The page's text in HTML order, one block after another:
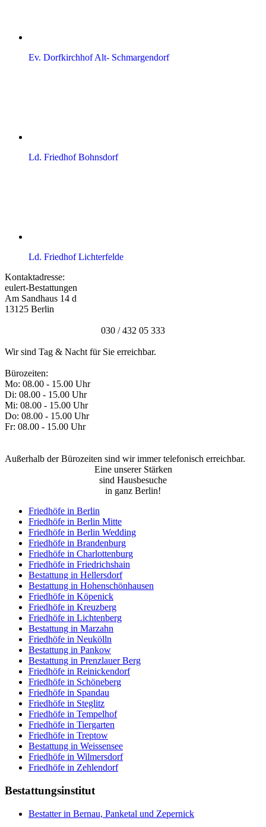
Ev. Dorfkirchhof Alt- Schmargendorf
Ld. Friedhof Bohnsdorf
Ld. Friedhof Lichterfelde
Kontaktadresse:
eulert-Bestattungen
Am Sandhaus 14 d
13125 Berlin
030 / 432 05 333
Wir sind Tag & Nacht für Sie erreichbar.
Bürozeiten:
Mo: 08.00 - 15.00 Uhr
Di: 08.00 - 15.00 Uhr
Mi: 08.00 - 15.00 Uhr
Do: 08.00 - 15.00 Uhr
Fr: 08.00 - 15.00 Uhr
Außerhalb der Bürozeiten sind wir immer telefonisch erreichbar.
Eine unserer Stärken
sind Hausbesuche
in ganz Berlin!
Friedhöfe in Berlin
Friedhöfe in Berlin Mitte
Friedhöfe in Berlin Wedding
Friedhöfe in Brandenburg
Friedhöfe in Charlottenburg
Friedhöfe in Friedrichshain
Bestattung in Hellersdorf
Bestattung in Hohenschönhausen
Friedhöfe in Köpenick
Friedhöfe in Kreuzberg
Friedhöfe in Lichtenberg
Bestattung in Marzahn
Friedhöfe in Neukölln
Bestattung in Pankow
Bestattung in Prenzlauer Berg
Friedhöfe in Reinickendorf
Friedhöfe in Schöneberg
Friedhöfe in Spandau
Friedhöfe in Steglitz
Friedhöfe in Tempelhof
Friedhöfe in Tiergarten
Friedhöfe in Treptow
Bestattung in Weissensee
Friedhöfe in Wilmersdorf
Friedhöfe in Zehlendorf
Bestattungsinstitut
Bestatter in Bernau, Panketal und Zepernick